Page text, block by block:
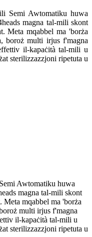
Semi Awtomatiku huwa
magna tal-mili skont
Meta mqabbel ma 'borża
boroż multi irjus f'magna
il-kapaċità tal-mili u
sterilizzazzjoni ripetuta u
Awtomatiku huwa
magna tal-mili skont
mqabbel ma 'borża
multi irjus f'magna
il-kapaċità tal-mili u
sterilizzazzjoni ripetuta u